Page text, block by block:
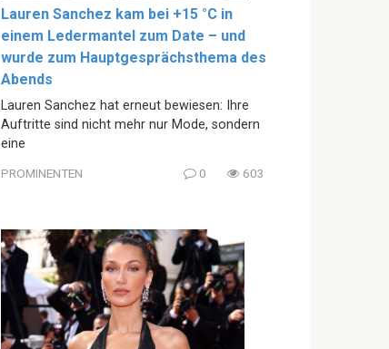
Lauren Sanchez kam bei +15 °C in
einem Ledermantel zum Date – und
wurde zum Hauptgesprächsthema des
Abends
Lauren Sanchez hat erneut bewiesen: Ihre
Auftritte sind nicht mehr nur Mode, sondern
eine
PROMINENTEN 0 603